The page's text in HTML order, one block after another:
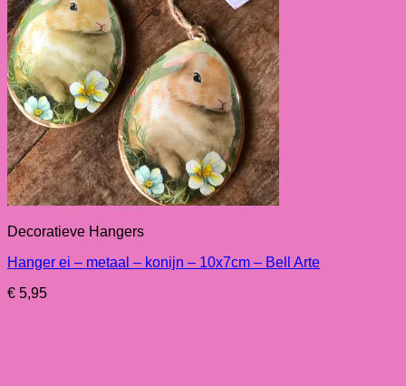
Decoratieve Hangers
Hanger ei – metaal – konijn – 10x7cm – Bell Arte
€ 5,95